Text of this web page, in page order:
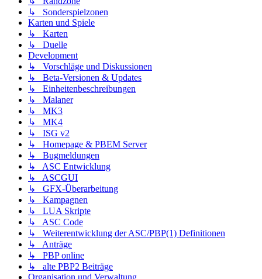
↳ Sonderspielzonen
Karten und Spiele
↳ Karten
↳ Duelle
Development
↳ Vorschläge und Diskussionen
↳ Beta-Versionen & Updates
↳ Einheitenbeschreibungen
↳ Malaner
↳ MK3
↳ MK4
↳ ISG v2
↳ Homepage & PBEM Server
↳ Bugmeldungen
↳ ASC Entwicklung
↳ ASCGUI
↳ GFX-Überarbeitung
↳ Kampagnen
↳ LUA Skripte
↳ ASC Code
↳ Weiterentwicklung der ASC/PBP(1) Definitionen
↳ Anträge
↳ PBP online
↳ alte PBP2 Beiträge